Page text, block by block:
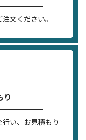
文ください。
り
い、お見積もり